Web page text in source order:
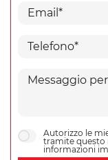
Autorizzo le
tramite questo
informazioni